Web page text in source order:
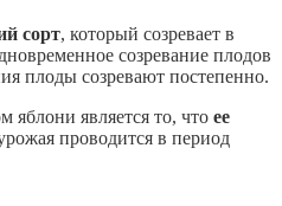
сорт, который созревает в
созревание плодов
плоды созревают постепенно.
является то, что ее
проводится в период